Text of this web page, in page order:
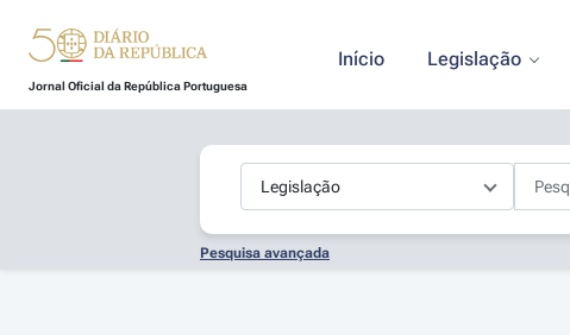
Jornal Oficial da República Portuguesa
Início Legislação
Pesquisa avançada